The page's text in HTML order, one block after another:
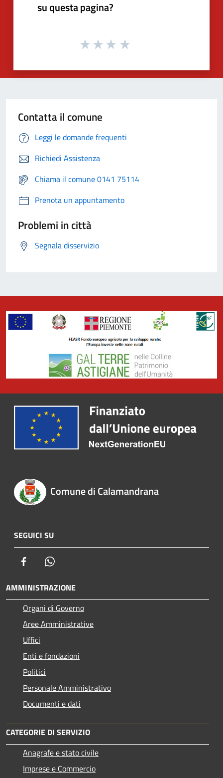
su questa pagina?
Contatta il comune
Leggi le domande frequenti
Richiedi Assistenza
Chiama il comune 0141 75114
Prenota un appuntamento
Problemi in città
Segnala disservizio
Comune di Calamandrana
SEGUICI SU
Facebook
AMMINISTRAZIONE
Organi di Governo
Aree Amministrative
Uffici
Enti e fondazioni
Politici
Personale Amministrativo
Documenti e dati
CATEGORIE DI SERVIZIO
Anagrafe e stato civile
Imprese e Commercio